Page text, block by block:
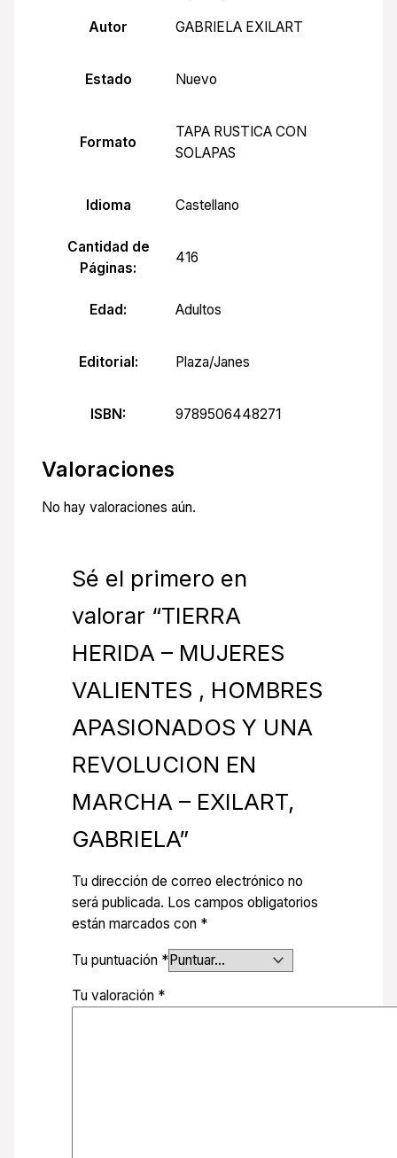
Autor GABRIELA EXILART
Estado Nuevo
Formato
TAPA RUSTICA CON
SOLAPAS
Idioma Castellano
Cantidad de
Páginas:
416
Edad: Adultos
Editorial: Plaza/Janes
ISBN: 9789506448271
Valoraciones
No hay valoraciones aún.
Sé el primero en
valorar “TIERRA
HERIDA – MUJERES
VALIENTES , HOMBRES
APASIONADOS Y UNA
REVOLUCION EN
MARCHA – EXILART,
GABRIELA”
Tu dirección de correo electrónico no
será publicada. Los campos obligatorios
están marcados con *
Tu puntuación *
Tu valoración *